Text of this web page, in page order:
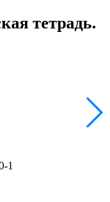
тетрадь.
1